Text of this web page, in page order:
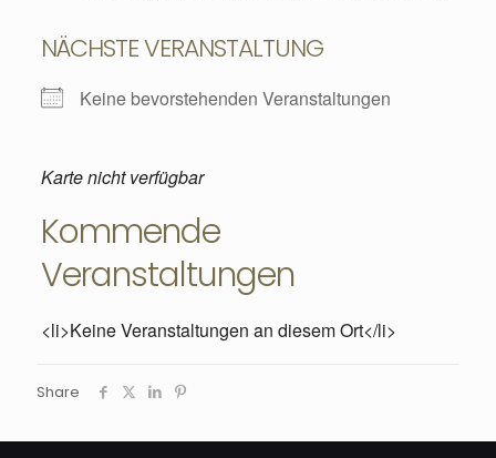
NÄCHSTE VERANSTALTUNG
Keine bevorstehenden Veranstaltungen
Karte nicht verfügbar
Kommende
Veranstaltungen
<li>Keine Veranstaltungen an diesem Ort</li>
Share